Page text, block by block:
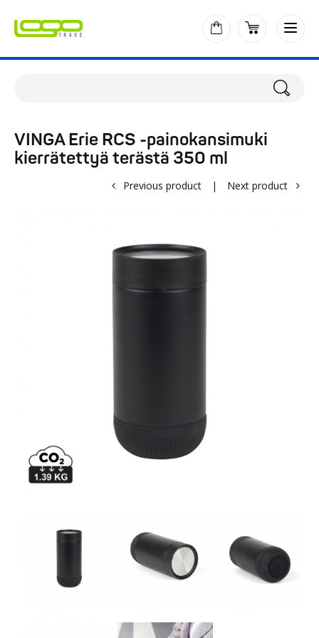
VINGA Erie RCS -painokansimuki
kierrätettyä terästä 350 ml
Previous product | Next product